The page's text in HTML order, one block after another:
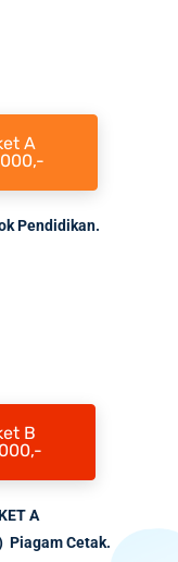
A
Pendidikan.
B
A
Piagam Cetak.